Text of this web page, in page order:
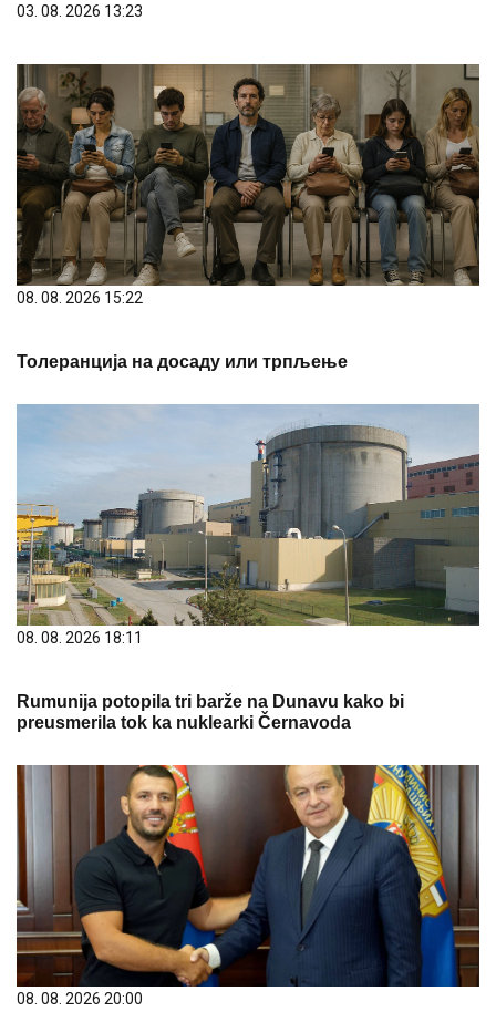
03. 08. 2026 13:23
08. 08. 2026 15:22
Толеранција на досаду или трпљење
08. 08. 2026 18:11
Rumunija potopila tri barže na Dunavu kako bi
preusmerila tok ka nuklearki Černavoda
08. 08. 2026 20:00